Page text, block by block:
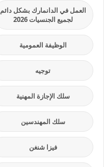
العمل في الدانمارك بشكل دائم
لجميع الجنسيات 2026
الوظيفة العمومية
توجيه
سلك الإجازة المهنية
سلك المهندسين
فيزا شنغن